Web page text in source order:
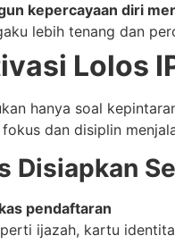
kepercayaan diri
lebih tenang dan
Lolos
hanya soal
dan disiplin
Disiapkan
pendaftaran
ijazah, kartu